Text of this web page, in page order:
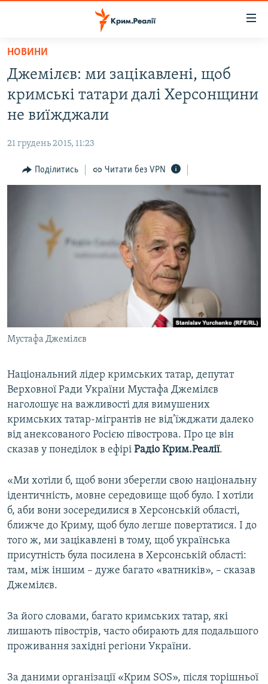
Перейти
основного
матеріалу
Перейти
до
основної
навігації
Перейти
до
ВОДА.КРИМ
ВІДЕО ТА ФОТО
БЛОГИ
ПОГЛЯД
СПЕЦПРОЕКТИ
ДЕПОРТАЦІЯ
СВІДЧЕННЯ ОКУПАЦІЇ
УКРАЇНСЬКА ПРОБЛЕМА КРИМУ
ІНФОГРАФІКА
ЯК ОБІЙТИ БЛОКУВАННЯ
ДОЛУЧАЙСЯ!
Усі сайти RFE/RL
НОВИНИ
Джемілєв: ми зацікавлені, щоб
кримські татари далі Херсонщини
не виїжджали
21 грудень 2015, 11:23
Поділитись Читати без VPN
Мустафа Джемілєв
Національний лідер кримських татар, депутат
Верховної Ради України Мустафа Джемілєв
наголошує на важливості для вимушених
кримських татар-мігрантів не від’їжджати далеко
від анексованого Росією півострова. Про це він
сказав у понеділок в ефірі Радіо Крим.Реалії.
«Ми хотіли б, щоб вони зберегли свою національну
ідентичність, мовне середовище щоб було. І хотіли
б, аби вони зосередилися в Херсонській області,
ближче до Криму, щоб було легше повертатися. І до
того ж, ми зацікавлені в тому, щоб українська
присутність була посилена в Херсонській області:
там, між іншим – дуже багато «ватників», – сказав
Джемілєв.
За його словами, багато кримських татар, які
лишають півострів, часто обирають для подальшого
проживання західні регіони України.
За даними організації «Крим SOS», після торішньої